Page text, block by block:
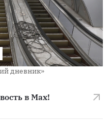
дневник»
в Max!